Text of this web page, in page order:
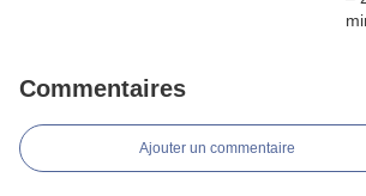
Commentaires
Ajouter un commentaire